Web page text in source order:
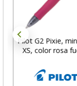
Pilot G2 Pixie,
XS, color rosa